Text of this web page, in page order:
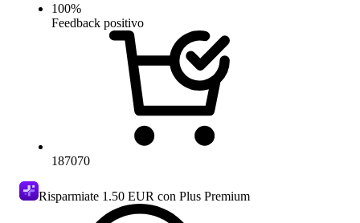
100%
Feedback positivo
187070
Risparmiate 1.50 EUR con Plus Premium